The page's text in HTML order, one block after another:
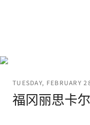
TUESDAY, FEBRUARY
福冈丽思卡